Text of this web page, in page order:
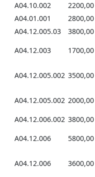
А04.10.002
2200,00
А04.01.001
2800,00
А04.12.005.03
3800,00
А04.12.003 1700,00
А04.12.005.002 3500,00
А04.12.005.002 2000,00
А04.12.006.002 3800,00
А04.12.006 5800,00
А04.12.006
3600,00